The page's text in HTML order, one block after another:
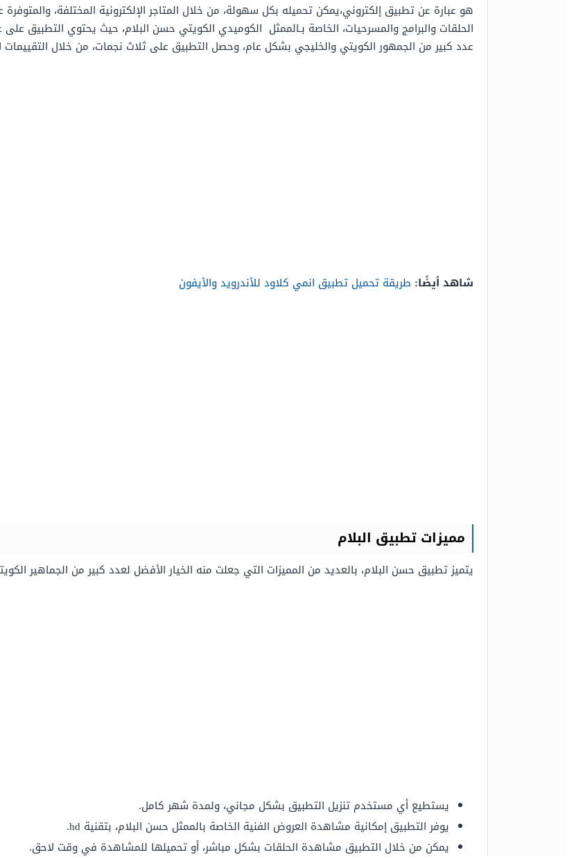
الحلقات والبرامج والمسرحيات، الخاصة بـالممثل الكوميدي الكويتي حسن البلام، حيث يحتوي التطبيق
عدد كبير من الجمهور الكويتي والخليجي بشكل عام، وحصل التطبيق على ثلاث نجمات، من خلال التقييمات
شاهد أيضًا: طريقة تحميل تطبيق انمي كلاود للأندرويد والأيفون
مميزات تطبيق البلام
يتميز تطبيق حسن البلام، بالعديد من المميزات التي جعلت منه الخيار الأفضل لعدد كبير من الجماهير
يستطيع أي مستخدم تنزيل التطبيق بشكل مجاني، ولمدة شهر كامل.
يوفر التطبيق إمكانية مشاهدة العروض الفنية الخاصة بالممثل حسن البلام، بتقنية hd.
يمكن من خلال التطبيق مشاهدة الحلقات بشكل مباشر، أو تحميلها للمشاهدة في وقت لاحق.